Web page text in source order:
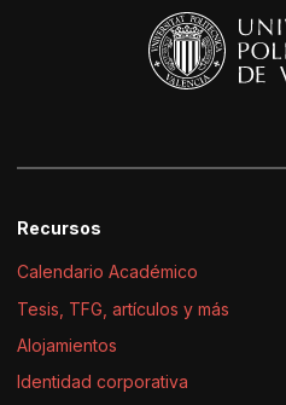
Recursos
Calendario Académico
Tesis, TFG, artículos y más
Alojamientos
Identidad corporativa